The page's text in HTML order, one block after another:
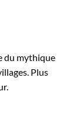
du mythique
Plus